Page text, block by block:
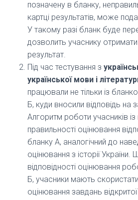
позначену в бланку,
картці результатів, може
У такому разі бланк буде
дозволить учаснику отримати
результат.
Під час тестування з
української мови і
працювали не тільки із
Б, куди вносили відповідь на
Алгоритм роботи учасників
правильності оцінювання
бланку А, аналогічний до
оцінювання з історії
відповідності оцінювання
Б, учасники мають
оцінювання завдань